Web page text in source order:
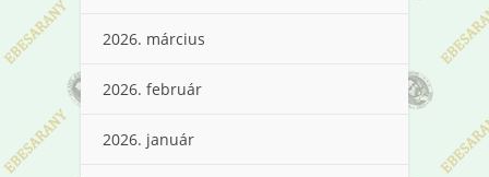
2026. március
2026. február
2026. január